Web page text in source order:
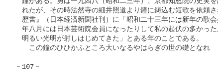
れたが、その時法然寺の細井照道より鐘に鋳込む短歌を依頼さ
歴書』（日本経済新聞社刊）に「昭和二十三年には新年の歌会
年八月には日本芸術院会員になったりして私の起伏の多かった
明るい光明が射しはじめてきた」とある年のことである。
この鐘のひひかふところ大いなるやはらぎの世の礎となれ　
－107－